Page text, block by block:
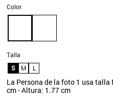
Talla
S
M L
Color
La Persona de la foto 1 usa
cm - Altura: 1.77 cm
6.
botin
7.
cafe
8.
collar